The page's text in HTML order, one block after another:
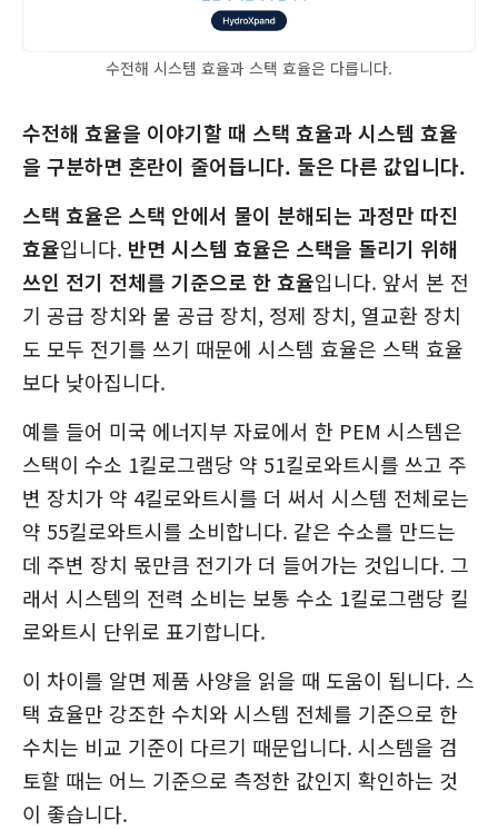
수전해 시스템 효율과 스택 효율은 다릅니다.
수전해 효율을 이야기할 때 스택 효율과 시스템 효율
을 구분하면 혼란이 줄어듭니다. 둘은 다른 값입니다.
스택 효율은 스택 안에서 물이 분해되는 과정만 따진
효율입니다. 반면 시스템 효율은 스택을 돌리기 위해
쓰인 전기 전체를 기준으로 한 효율입니다. 앞서 본 전
기 공급 장치와 물 공급 장치, 정제 장치, 열교환 장치
도 모두 전기를 쓰기 때문에 시스템 효율은 스택 효율
보다 낮아집니다.
예를 들어 미국 에너지부 자료에서 한 PEM 시스템은
스택이 수소 1킬로그램당 약 51킬로와트시를 쓰고 주
변 장치가 약 4킬로와트시를 더 써서 시스템 전체로는
약 55킬로와트시를 소비합니다. 같은 수소를 만드는
데 주변 장치 몫만큼 전기가 더 들어가는 것입니다. 그
래서 시스템의 전력 소비는 보통 수소 1킬로그램당 킬
로와트시 단위로 표기합니다.
이 차이를 알면 제품 사양을 읽을 때 도움이 됩니다. 스
택 효율만 강조한 수치와 시스템 전체를 기준으로 한
수치는 비교 기준이 다르기 때문입니다. 시스템을 검
토할 때는 어느 기준으로 측정한 값인지 확인하는 것
이 좋습니다.